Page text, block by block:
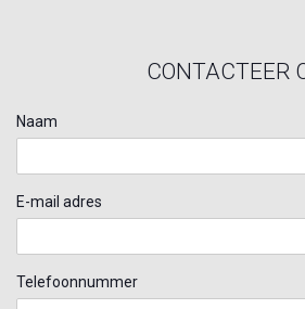
CONTACTEER
Naam
E-mail adres
Telefoonnummer